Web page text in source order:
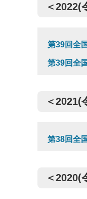
＜2022(
第39回全
第39回全
＜2021(
第38回全
＜2020(